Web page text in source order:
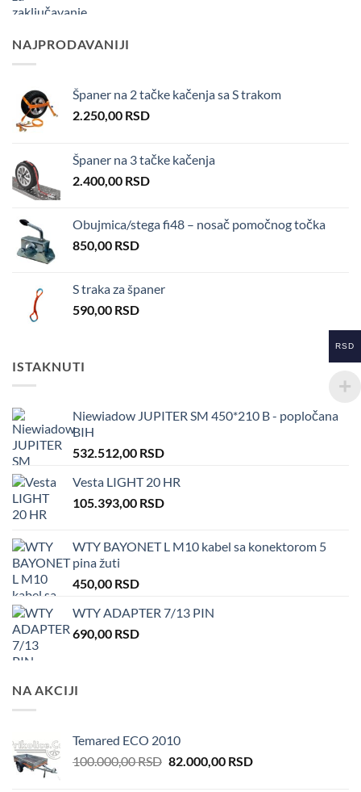
NAJPRODAVANIJI
Španer na 2 tačke kačenja sa S trakom
2.250,00 RSD
Španer na 3 tačke kačenja
2.400,00 RSD
Obujmica/stega fi48 – nosač pomočnog točka
850,00 RSD
S traka za španer
590,00 RSD
ISTAKNUTI
Niewiadow JUPITER SM 450*210 B - popločana
BIH
532.512,00 RSD
Vesta LIGHT 20 HR
105.393,00 RSD
WTY BAYONET L M10 kabel sa konektorom 5
pina žuti
450,00 RSD
WTY ADAPTER 7/13 PIN
690,00 RSD
NA AKCIJI
Temared ECO 2010
100.000,00RSD Original
82.000,00 RSDCurrent
RSD